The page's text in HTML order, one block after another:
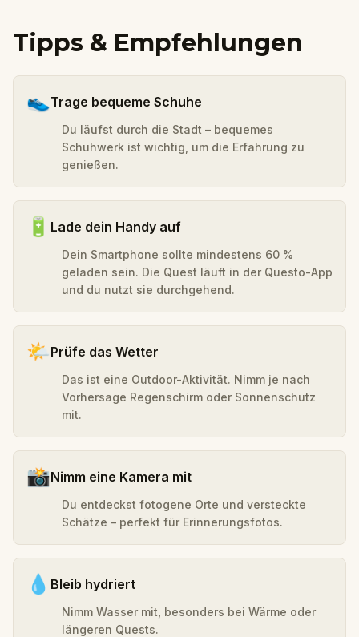
Tipps & Empfehlungen
👟Trage bequeme Schuhe
Du läufst durch die Stadt – bequemes
Schuhwerk ist wichtig, um die Erfahrung zu
genießen.
🔋 Lade dein Handy auf
Dein Smartphone sollte mindestens 60 %
geladen sein. Die Quest läuft in der Questo-App
und du nutzt sie durchgehend.
🌤️Prüfe das Wetter
Das ist eine Outdoor-Aktivität. Nimm je nach
Vorhersage Regenschirm oder Sonnenschutz
mit.
📸Nimm eine Kamera mit
Du entdeckst fotogene Orte und versteckte
Schätze – perfekt für Erinnerungsfotos.
💧 Bleib hydriert
Nimm Wasser mit, besonders bei Wärme oder
längeren Quests.